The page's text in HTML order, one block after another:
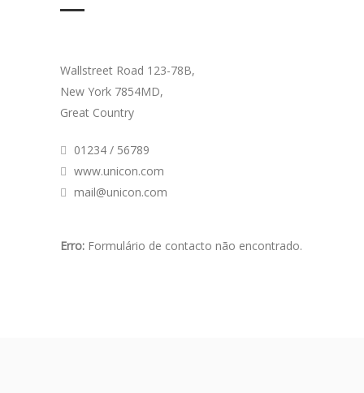
Wallstreet Road 123-78B,
New York 7854MD,
Great Country
01234 / 56789
www.unicon.com
mail@unicon.com
Erro: Formulário de contacto não encontrado.